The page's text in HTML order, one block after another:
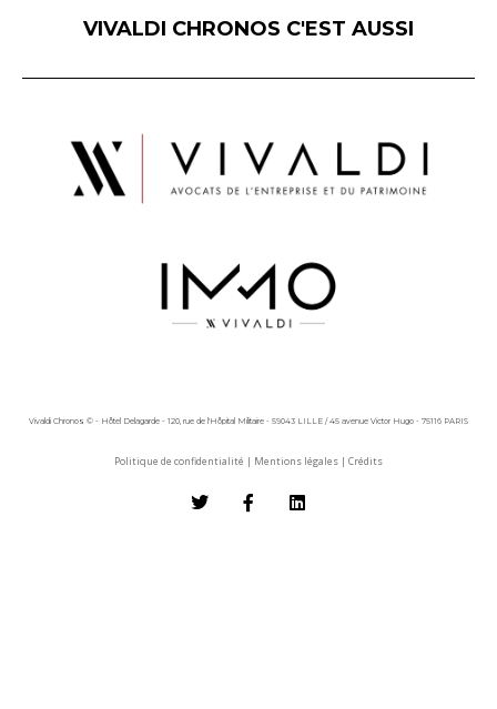
VIVALDI CHRONOS C'EST AUSSI
Vivaldi Chronos © - Hôtel Delagarde - 120, rue de l'Hôpital Militaire - 59043 LILLE / 45 avenue Victor Hugo - 75116 PARIS
Politique de confidentialité | Mentions légales | Crédits